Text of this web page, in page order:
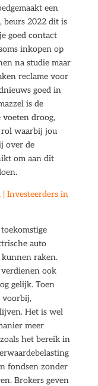
een
2022 dit is
goed contact
inkopen op
na studie maar
reclame voor
goed in
is de
droog,
rol waarbij jou
over de
om aan dit
Investeerders in
auto
raken.
ook
gelijk. Toen
voorbij,
Het is wel
meer
het bereik in
fondsen zonder
Brokers geven